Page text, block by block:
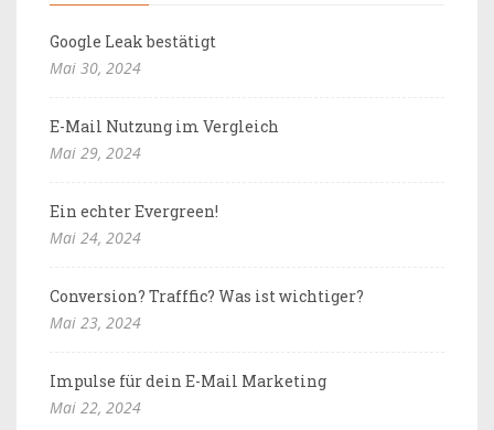
Google Leak bestätigt
Mai 30, 2024
E-Mail Nutzung im Vergleich
Mai 29, 2024
Ein echter Evergreen!
Mai 24, 2024
Conversion? Trafffic? Was ist wichtiger?
Mai 23, 2024
Impulse für dein E-Mail Marketing
Mai 22, 2024